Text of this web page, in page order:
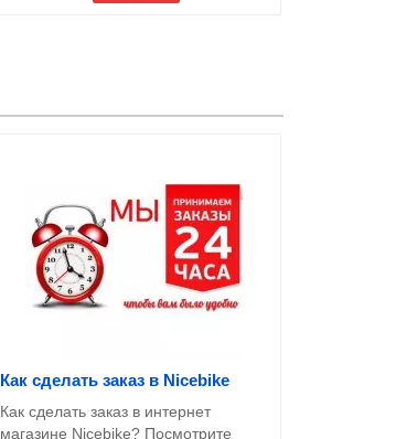
Как сделать заказ в Nicebike
Как сделать заказ в интернет
магазине Nicebike? Посмотрите